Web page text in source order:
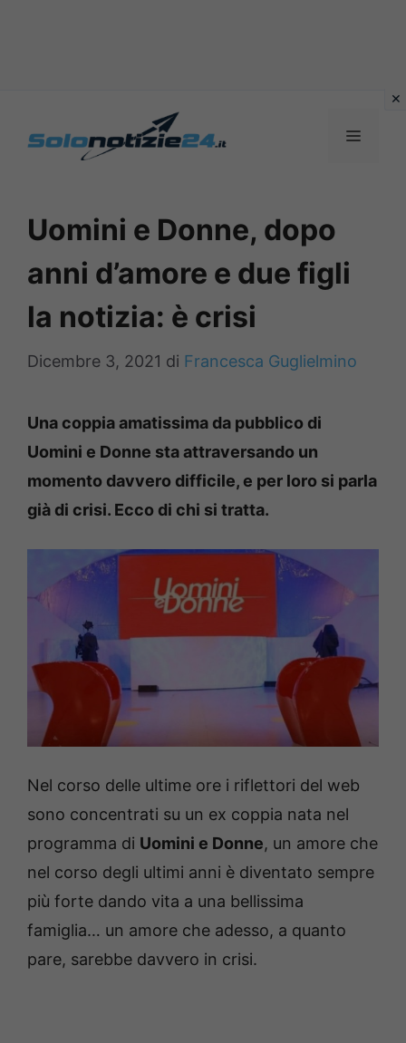
MENU
Uomini e Donne, dopo
anni d’amore e due figli
la notizia: è crisi
Dicembre 3, 2021 di Francesca Guglielmino
Una coppia amatissima da pubblico di
Uomini e Donne sta attraversando un
momento davvero difficile, e per loro si parla
già di crisi. Ecco di chi si tratta.
Nel corso delle ultime ore i riflettori del web
sono concentrati su un ex coppia nata nel
programma di Uomini e Donne, un amore che
nel corso degli ultimi anni è diventato sempre
più forte dando vita a una bellissima
famiglia… un amore che adesso, a quanto
pare, sarebbe davvero in crisi.